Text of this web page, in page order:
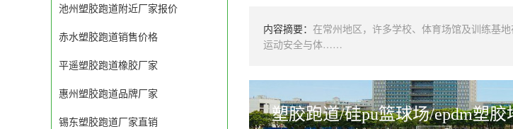
池州塑胶跑道附近厂家报价
赤水塑胶跑道销售价格
平遥塑胶跑道橡胶厂家
惠州塑胶跑道品牌厂家
锡东塑胶跑道厂家直销
内容摘要： 在常州地区，许多学校、体育场馆及训练基
运动安全与体……
塑胶跑道/硅pu篮球场/epdm塑